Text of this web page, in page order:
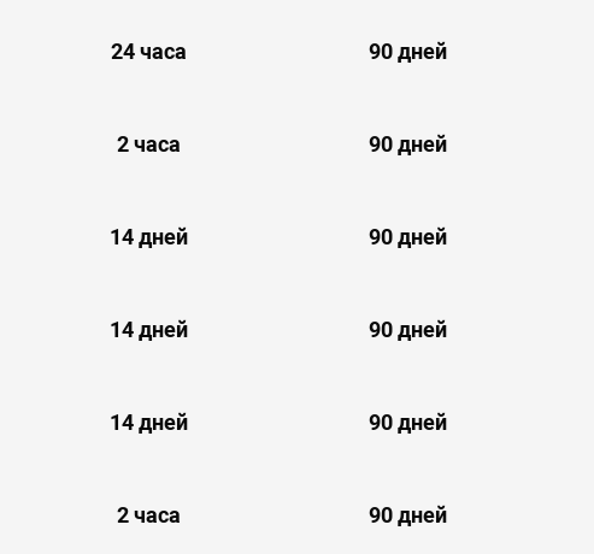
24 часа 90 дней
2 часа 90 дней
14 дней 90 дней
14 дней 90 дней
14 дней 90 дней
2 часа 90 дней